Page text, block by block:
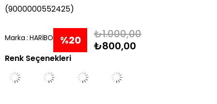
(9000000552425)
Marka : HARİBO %20
İndirim
₺1.000,00
₺800,00
Renk Seçenekleri